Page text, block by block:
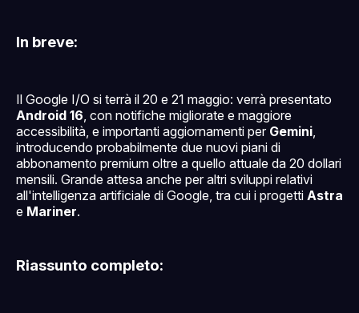
In breve:
Il Google I/O si terrà il 20 e 21 maggio: verrà presentato
Android 16, con notifiche migliorate e maggiore
accessibilità, e importanti aggiornamenti per Gemini,
introducendo probabilmente due nuovi piani di
abbonamento premium oltre a quello attuale da 20 dollari
mensili. Grande attesa anche per altri sviluppi relativi
all'intelligenza artificiale di Google, tra cui i progetti Astra
e Mariner.
Riassunto completo: